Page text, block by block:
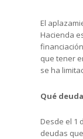
El
Hacienda
que tener
se ha
Qué
Desde el 1
deudas